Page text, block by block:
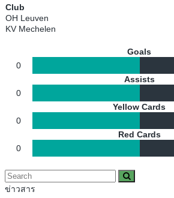
Club
OH Leuven
KV Mechelen
Goals
0
Assists
0
Yellow Cards
0
Red Cards
0
ข่าวสาร